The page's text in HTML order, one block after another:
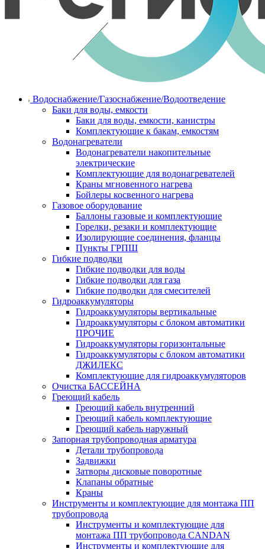
Водоснабжение/Газоснабжение/Водоотведение
Баки для воды, емкости
Баки для воды, емкости, канистры
Комплектующие к бакам, емкостям
Водонагреватели
Водонагреватели накопительные
электрические
Комплектующие для водонагревателей
Краны мгновенного нагрева
Бойлеры косвенного нагрева
Газовое оборудование
Баллоны газовые и комплектующие
Горелки, резаки и комплектующие
Изолирующие соединения, фланцы
Пункты ГРПШ
Гибкие подводки
Гибкие подводки для воды
Гибкие подводки для газа
Гибкие подводки для смесителей
Гидроаккумуляторы
Гидроаккумуляторы вертикальные
Гидроаккумуляторы с блоком автоматики
ПРОЧИЕ
Гидроаккумуляторы горизонтальные
Гидроаккумуляторы с блоком автоматики
ДЖИЛЕКС
Комплектующие для гидроаккумуляторов
Очистка БАССЕЙНА
Греющий кабель
Греющий кабель внутренний
Греющий кабель комплектующие
Греющий кабель наружный
Запорная трубопроводная арматура
Детали трубопровода
Задвижки
Затворы дисковые поворотные
Клапаны обратные
Краны
Инструменты и комплектующие для монтажа ПП
трубопровода
Инструменты и комплектующие для
монтажа ПП трубопровода CANDAN
Инструменты и комплектующие для